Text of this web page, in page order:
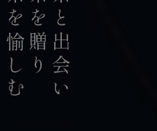
お茶と出会い
お茶を愉しむ
持続可能な茶農業の発展に貢
積極的に推進していま